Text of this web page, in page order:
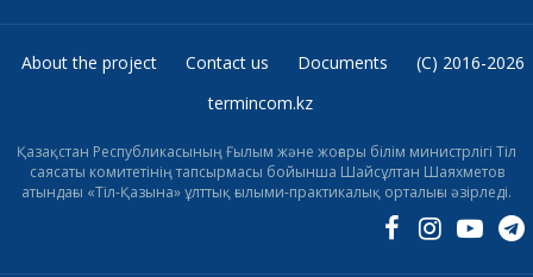
About the project Contact us Documents
(C) 2016-2026
termincom.kz
Қазақстан Республикасының Ғылым және жоғары білім министрлігі Тіл
саясаты комитетінің тапсырмасы бойынша Шайсұлтан Шаяхметов
атындағы «Тіл-Қазына» ұлттық ғылыми-практикалық орталығы әзірледі.